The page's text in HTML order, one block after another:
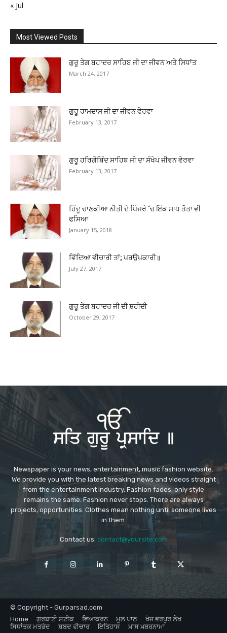
« Jul
Most Viewed Posts
ਗੁਰੂ ਤੇਗ ਬਹਾਦਰ ਸਾਹਿਬ ਜੀ ਦਾ ਜੀਵਨ ਅਤੇ ਸਿਧਾਂਤ
March 24, 2017
ਗੁਰੂ ਰਾਮਦਾਸ ਜੀ ਦਾ ਜੀਵਨ ਵੇਰਵਾ
February 13, 2017
ਗੁਰੂ ਹਰਿਗੋਬਿੰਦ ਸਾਹਿਬ ਜੀ ਦਾ ਸੰਖੇਪ ਜੀਵਨ ਵੇਰਵਾ
February 13, 2017
ਹਿੰਦੂ ਚਾਣਕੀਆ ਨੀਤੀ ਦੇ ਪਿੰਜਰੇ ‘ਚ ਇੱਕ ਸਾਧ ਤੋਤਾ ਵੀ
ਫਸਿਆ
January 15, 2018
ਵਿੱਦਿਆ ਵੀਚਾਰੀ ਤਾਂ; ਪਰਉਪਕਾਰੀ॥
July 27, 2017
ਗੁਰੂ ਤੇਗ ਬਹਾਦਰ ਜੀ ਦੀ ਸ਼ਹੀਦੀ
October 29, 2017
Newspaper is your news, entertainment, music fashion website.
We provide you with the latest breaking news and videos straight
from the entertainment industry. Fashion fades, only style
remains the same. Fashion never stops. There are always
projects, opportunities. Clothes mean nothing until someone lives
in them.
Contact us: contact@yoursite.com
© Copyright - Gurparsad.com
Home
ਗੁਰਬਾਣੀ ਸਟੀਕ ਵਿਆਕਰਨ ਮੂਲ ਪਾਠ
ਖੋਜ ਭਰਪੂਰ ਲੇਖ
ਸਿਧਾਂਤਕ ਮਤਭੇਦ
ਸ਼ਬਦ ਵੀਚਾਰ ਇਤਿਹਾਸ ਖ਼ਾਸ ਖ਼ਬਰਨਾਮਾ